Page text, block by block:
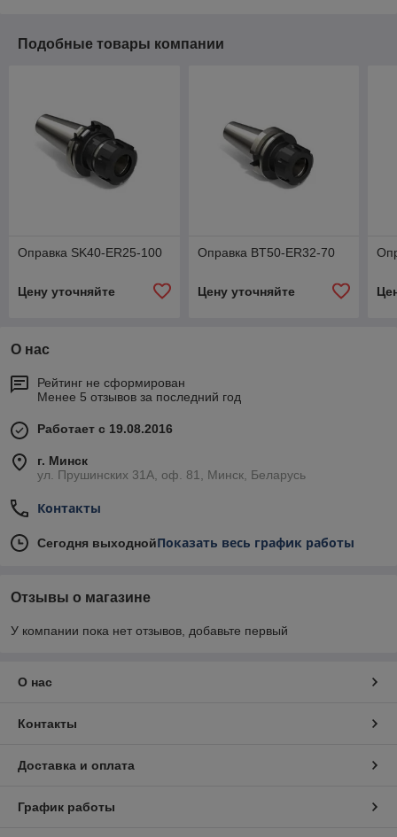
Подобные товары компании
Оправка SK40-ER25-100
Цену уточняйте
Оправка BT50-ER32-70
Цену уточняйте
О нас
Рейтинг не сформирован
Менее 5 отзывов за последний год
Работает с 19.08.2016
г. Минск
ул. Прушинских 31А, оф. 81, Минск, Беларусь
Контакты
Сегодня выходнойПоказать весь график работы
Отзывы о магазине
У компании пока нет отзывов, добавьте первый
О нас
Контакты
Доставка и оплата
График работы